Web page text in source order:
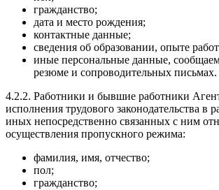
гражданство;
дата и место рождения;
контактные данные;
сведения об образовании, опыте
иные персональные данные,
резюме и сопроводительных письмах.
4.2.2. Работники и бывшие работники
исполнения трудового законодательства в
иных непосредственно связанных с ним
осуществления пропускного режима:
фамилия, имя, отчество;
пол;
гражданство;